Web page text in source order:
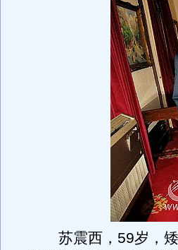
苏震西，59岁，矮